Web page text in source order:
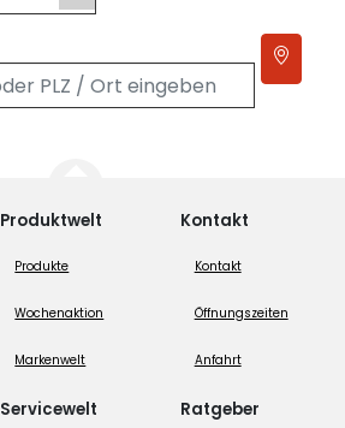
Produktwelt
Produkte
Wochenaktion
Markenwelt
Servicewelt
Kontakt
Kontakt
Öffnungszeiten
Anfahrt
Ratgeber